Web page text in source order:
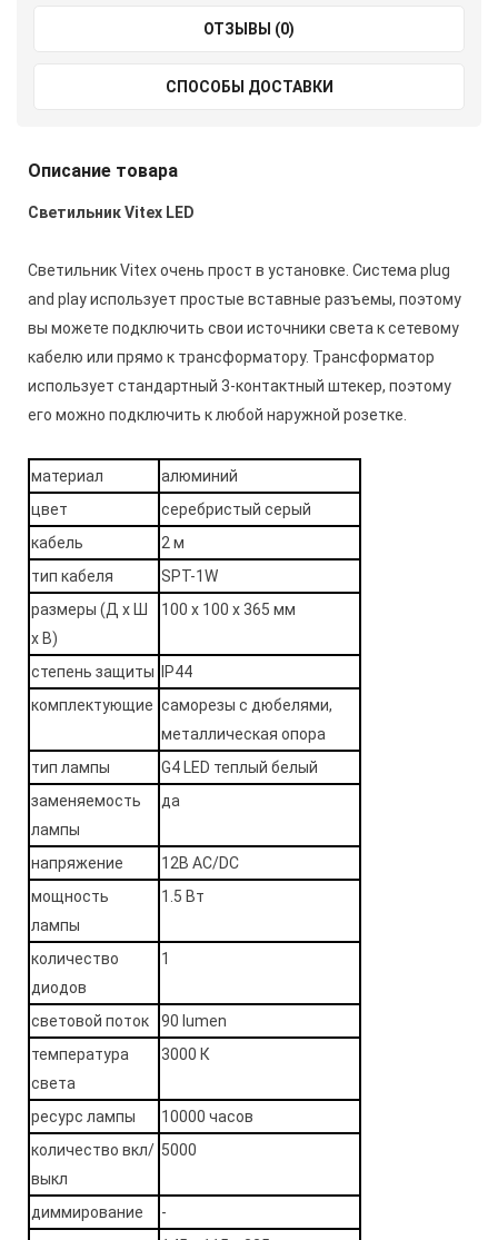
ОТЗЫВЫ (0)
СПОСОБЫ ДОСТАВКИ
Описание товара
СветильникVitex LED
Светильник Vitex очень прост в установке. Система plug
and play использует простые вставные разъемы, поэтому
вы можете подключить свои источники света к сетевому
кабелю или прямо к трансформатору. Трансформатор
использует стандартный 3-контактный штекер, поэтому
его можно подключить к любой наружной розетке.
материал
алюминий
цвет
серебристый серый
кабель
2 м
тип кабеля
SPT-1W
размеры (Д х Ш
х В)
100 x 100 х 365 мм
степень защиты
IP44
комплектующие саморезы с дюбелями,
металлическая опора
тип лампы
G4 LED теплый белый
заменяемость
лампы
да
напряжение
12В AC/DC
мощность
лампы
1.5 Вт
количество
диодов
1
световой поток
90 lumen
температура
света
3000 К
ресурс лампы
10000 часов
количество вкл/
выкл
5000
диммирование
-